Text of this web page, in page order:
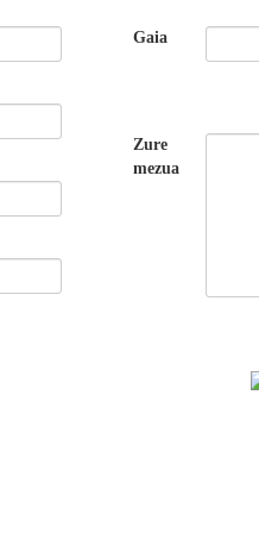
Gaia
Zure
mezua